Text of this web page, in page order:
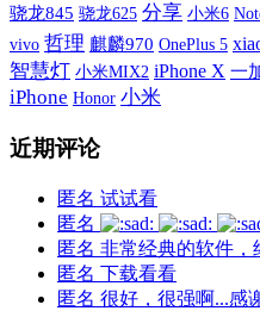
骁龙845 骁龙625 分享 小米6
vivo 哲理 麒麟970 OnePlus 5
智慧灯 小米MIX2 iPhone X 一
iPhone Honor 小米
近期评论
匿名 试试看
匿名
匿名 非常经典的软件，
匿名 下载看看
匿名 很好，很强啊...感